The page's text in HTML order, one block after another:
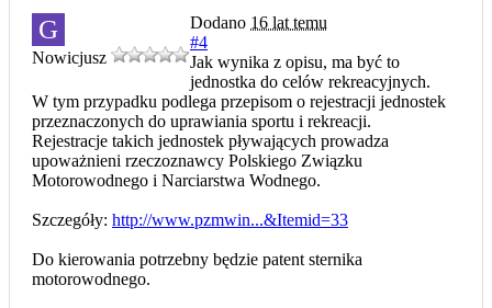
G
Nowicjusz
Dodano 16 lat temu
#4
Jak wynika z opisu, ma być to
jednostka do celów rekreacyjnych.
W tym przypadku podlega przepisom o rejestracji jednostek
przeznaczonych do uprawiania sportu i rekreacji.
Rejestracje takich jednostek pływających prowadza
upoważnieni rzeczoznawcy Polskiego Związku
Motorowodnego i Narciarstwa Wodnego.
Szczegóły: http://www.pzmwin...&Itemid=33
Do kierowania potrzebny będzie patent sternika
motorowodnego.